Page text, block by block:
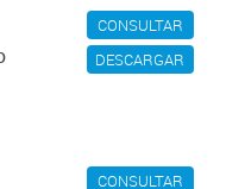
CONSULTAR
DESCARGAR
CONSULTAR